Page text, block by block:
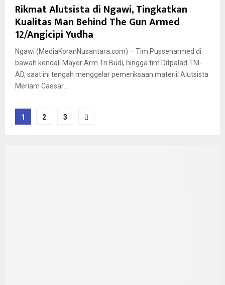
Rikmat Alutsista di Ngawi, Tingkatkan
Kualitas Man Behind The Gun Armed
12/Angicipi Yudha
Ngawi (MediaKoranNusantara.com) – Tim Pussenarmed di
bawah kendali Mayor Arm Tri Budi, hingga tim Ditpalad TNI-
AD, saat ini tengah menggelar pemeriksaan materiil Alutsista
Meriam Caesar...
Paginasi
1 2 3